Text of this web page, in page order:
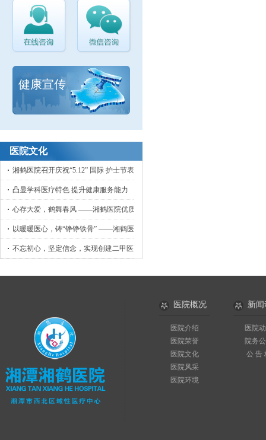
健康宣传
医院文化
湘鹤医院召开庆祝“5.12” 国际 护士节表彰大会
凸显学科医疗特色 提升健康服务能力
心存大爱，鹤舞春风 ——湘鹤医院优质护理工作侧记
以暖暖医心，铸“铮铮铁骨” ——湘鹤医院骨外科小记
不忘初心，坚定信念，实现创建二甲医院目标
医院概况
医院介绍
医院荣誉
医院文化
医院风采
医院环境
新
医院
院务
公 告